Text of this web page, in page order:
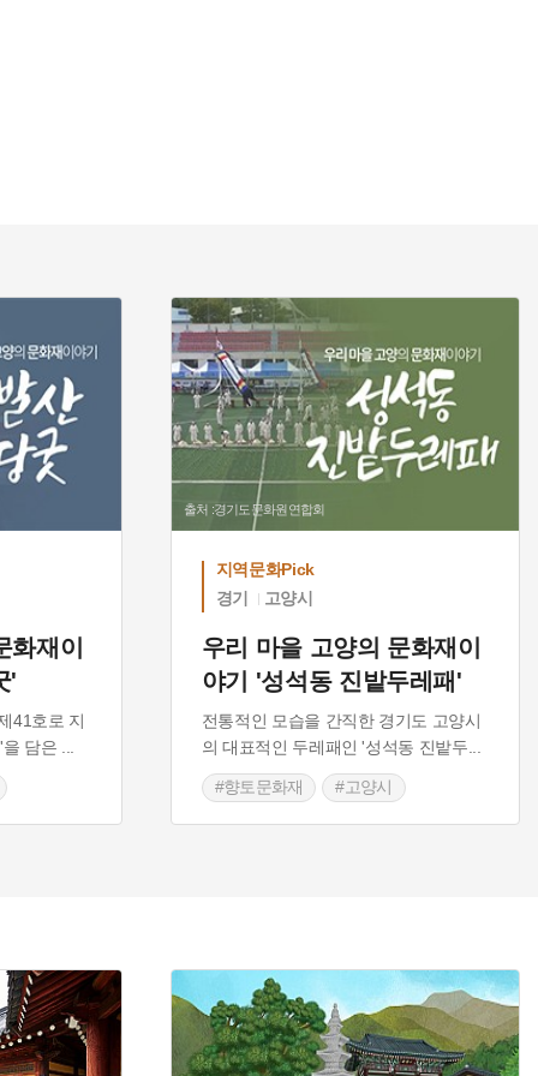
화재이
'
41호로 지
담은
출처 :경기도문화원연합회
지역문화Pick
경기
고양시
우리 마을 고양의 문화재이
야기 '성석동 진밭두레패'
전통적인 모습을 간직한 경기도 고양시
의 대표적인 두레패인 '성석동 진밭두
#향토문화재 #고양시
#문화유산